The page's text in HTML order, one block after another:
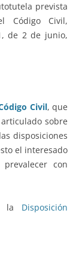
prevista
Código Civil,
de 2 de junio,
Civil, que
sobre
disposiciones
el interesado
con
la Disposición